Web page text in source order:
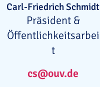
Carl-Friedrich Schmidt
Präsident &
Öffentlichkeitsarbei
t
cs@ouv.de